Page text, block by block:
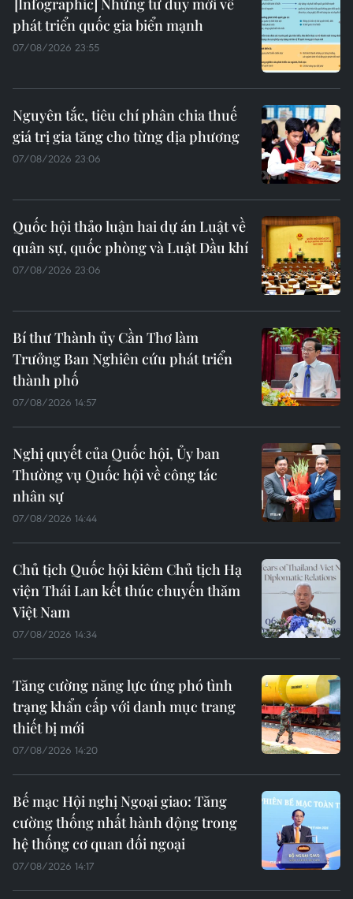
phát triển quốc gia biển mạnh
07/08/2026 23:55
Nguyên tắc, tiêu chí phân chia thuế
giá trị gia tăng cho từng địa phương
07/08/2026 23:06
Quốc hội thảo luận hai dự án Luật về
quân sự, quốc phòng và Luật Dầu khí
07/08/2026 23:06
Bí thư Thành ủy Cần Thơ làm
Trưởng Ban Nghiên cứu phát triển
thành phố
07/08/2026 14:57
Nghị quyết của Quốc hội, Ủy ban
Thường vụ Quốc hội về công tác
nhân sự
07/08/2026 14:44
Chủ tịch Quốc hội kiêm Chủ tịch Hạ
viện Thái Lan kết thúc chuyến thăm
Việt Nam
07/08/2026 14:34
Tăng cường năng lực ứng phó tình
trạng khẩn cấp với danh mục trang
thiết bị mới
07/08/2026 14:20
Bế mạc Hội nghị Ngoại giao: Tăng
cường thống nhất hành động trong
hệ thống cơ quan đối ngoại
07/08/2026 14:17